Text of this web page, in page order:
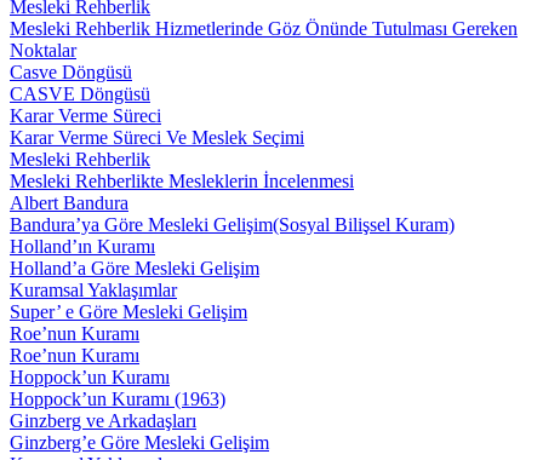
Mesleki Rehberlik
Mesleki Rehberlik Hizmetlerinde Göz Önünde Tutulması Gereken
Noktalar
Casve Döngüsü
CASVE Döngüsü
Karar Verme Süreci
Karar Verme Süreci Ve Meslek Seçimi
Mesleki Rehberlik
Mesleki Rehberlikte Mesleklerin İncelenmesi
Albert Bandura
Bandura’ya Göre Mesleki Gelişim(Sosyal Bilişsel Kuram)
Holland’ın Kuramı
Holland’a Göre Mesleki Gelişim
Kuramsal Yaklaşımlar
Super’ e Göre Mesleki Gelişim
Roe’nun Kuramı
Roe’nun Kuramı
Hoppock’un Kuramı
Hoppock’un Kuramı (1963)
Ginzberg ve Arkadaşları
Ginzberg’e Göre Mesleki Gelişim